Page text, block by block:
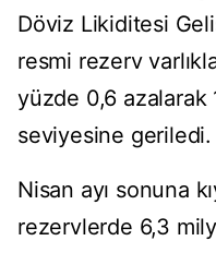
Döviz Likiditesi
resmi rezerv
yüzde 0,6 azalarak
seviyesine geriledi.
Nisan ayı sonuna
rezervlerde 6,3